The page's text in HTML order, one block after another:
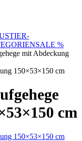
SALE %
mit Abdeckung
cm